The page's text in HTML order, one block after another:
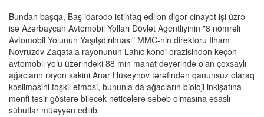
Bundan başqa, Baş idarədə istintaq edilən digər cinayət işi üzrə
isə Azərbaycan Avtomobil Yolları Dövlət Agentliyinin "8 nömrəli
Avtomobil Yolunun Yaşılşdırılması" MMC-nin direktoru İlham
Novruzov Zaqatala rayonunun Lahıc kəndi ərazisindən keçən
avtomobil yolu üzərindəki 88 min manat dəyərində olan çoxsaylı
ağacların rayon sakini Anar Hüseynov tərəfindən qanunsuz olaraq
kəsilməsini təşkil etməsi, bununla da ağacların bioloji inkişafına
mənfi təsir göstərə biləcək nəticələrə səbəb olmasına əsaslı
sübutlar müəyyən edilib.